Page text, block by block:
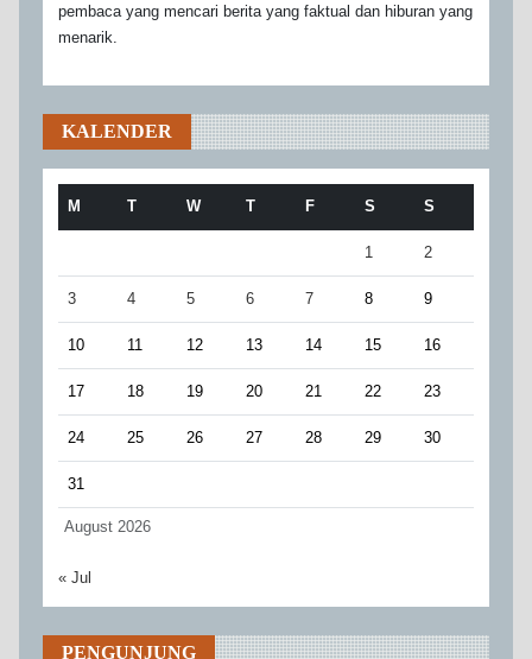
pembaca yang mencari berita yang faktual dan hiburan yang
menarik.
KALENDER
August 2026
M T W T F S S
1 2
3 4 5 6 7 8 9
10 11 12 13 14 15 16
17 18 19 20 21 22 23
24 25 26 27 28 29 30
31
« Jul
PENGUNJUNG